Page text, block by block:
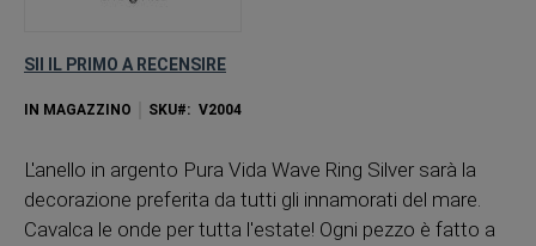
SII IL PRIMO A RECENSIRE
IN MAGAZZINO SKU V2004
L'anello in argento Pura Vida Wave Ring Silver sarà la
decorazione preferita da tutti gli innamorati del mare.
Cavalca le onde per tutta l'estate! Ogni pezzo è fatto a